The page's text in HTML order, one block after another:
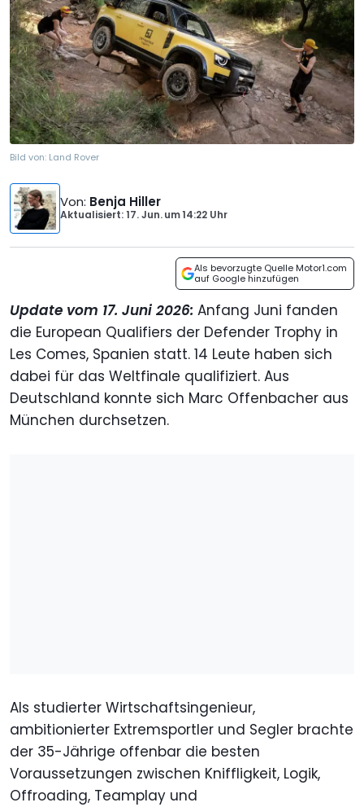
Bild von: Land Rover
Von: Benja Hiller
Aktualisiert: 17. Jun.um14:22 Uhr
Als bevorzugte Quelle Motor1.com
auf Google hinzufügen
Update vom 17. Juni 2026: Anfang Juni fanden
die European Qualifiers der Defender Trophy in
Les Comes, Spanien statt. 14 Leute haben sich
dabei für das Weltfinale qualifiziert. Aus
Deutschland konnte sich Marc Offenbacher aus
München durchsetzen.
Als studierter Wirtschaftsingenieur,
ambitionierter Extremsportler und Segler brachte
der 35-Jährige offenbar die besten
Voraussetzungen zwischen Kniffligkeit, Logik,
Offroading, Teamplay und